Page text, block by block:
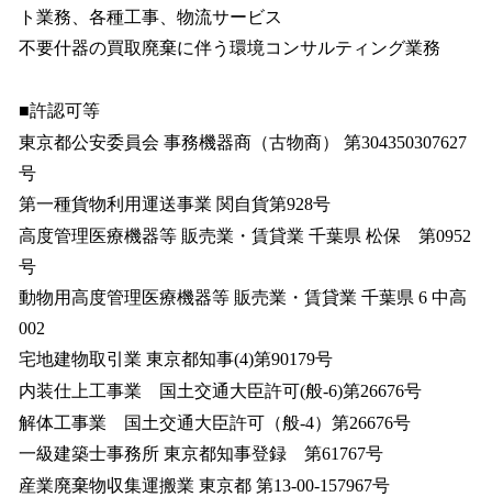
ト業務、各種工事、物流サービス
不要什器の買取廃棄に伴う環境コンサルティング業務
■許認可等
東京都公安委員会 事務機器商（古物商） 第304350307627
号
第一種貨物利用運送事業 関自貨第928号
高度管理医療機器等 販売業・賃貸業 千葉県 松保 第0952
号
動物用高度管理医療機器等 販売業・賃貸業 千葉県 6 中高
002
宅地建物取引業 東京都知事(4)第90179号
内装仕上工事業 国土交通大臣許可(般-6)第26676号
解体工事業 国土交通大臣許可（般-4）第26676号
一級建築士事務所 東京都知事登録 第61767号
産業廃棄物収集運搬業 東京都 第13-00-157967号